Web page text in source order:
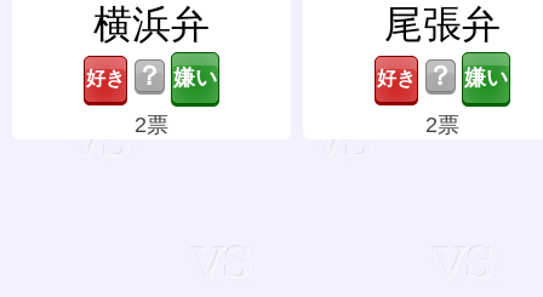
横浜弁
？
2票
尾張弁
？
2票